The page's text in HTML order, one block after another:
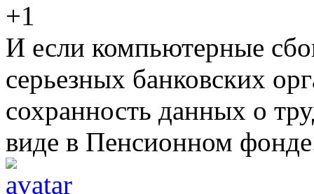
+1
И если компьютерные
серьезных банковских
сохранность данных о
виде в Пенсионном